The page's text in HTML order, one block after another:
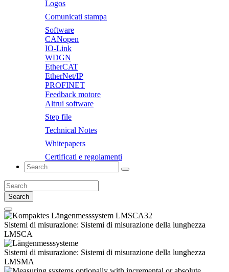
Logos
Comunicati stampa
Software
CANopen
IO-Link
WDGN
EtherCAT
EtherNet/IP
PROFINET
Feedback motore
Altrui software
Step file
Technical Notes
Whitepapers
Certificati e regolamenti
Search
Sistemi di misurazione: Sistemi di misurazione della lunghezza
LMSCA
Sistemi di misurazione: Sistemi di misurazione della lunghezza
LMSMA